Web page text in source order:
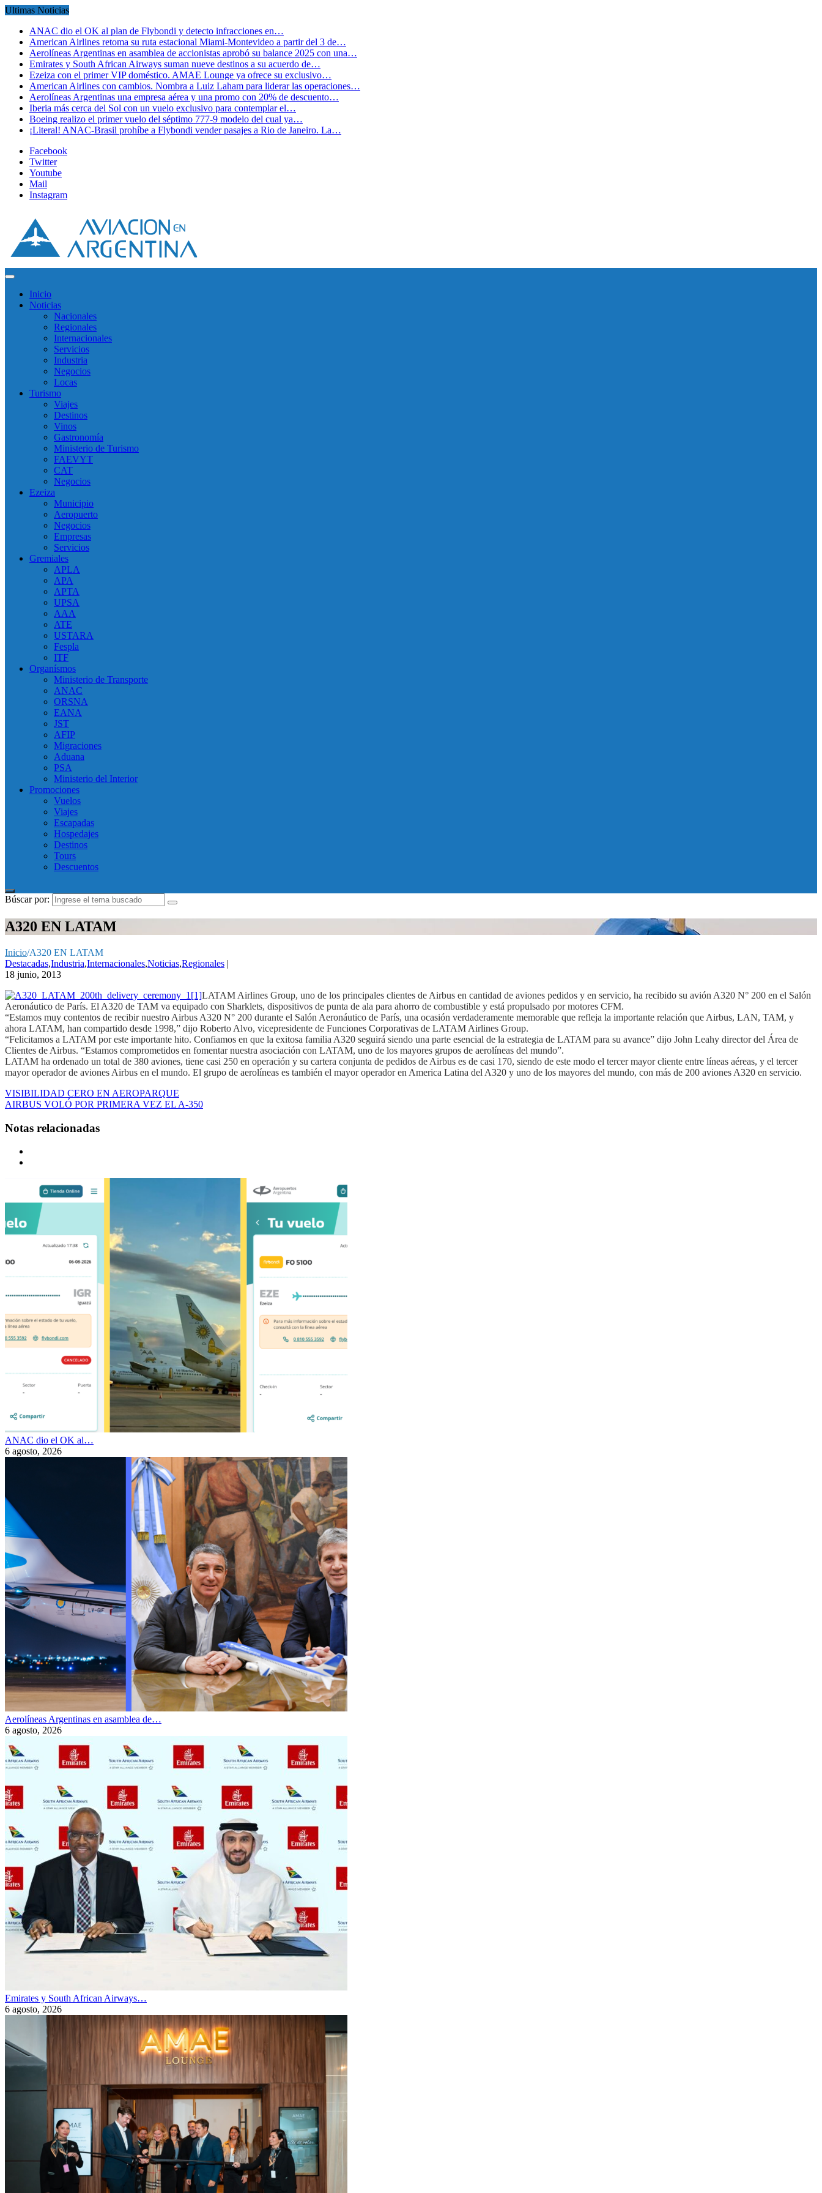
Ultimas Noticias
ANAC dio el OK al plan de Flybondi y detecto infracciones en…
American Airlines retoma su ruta estacional Miami-Montevideo a partir del 3 de…
Aerolíneas Argentinas en asamblea de accionistas aprobó su balance 2025 con una…
Emirates y South African Airways suman nueve destinos a su acuerdo de…
Ezeiza con el primer VIP doméstico. AMAE Lounge ya ofrece su exclusivo…
American Airlines con cambios. Nombra a Luiz Laham para liderar las operaciones…
Aerolíneas Argentinas una empresa aérea y una promo con 20% de descuento…
Iberia más cerca del Sol con un vuelo exclusivo para contemplar el…
Boeing realizo el primer vuelo del séptimo 777-9 modelo del cual ya…
¡Literal! ANAC-Brasil prohíbe a Flybondi vender pasajes a Rio de Janeiro. La…
Facebook
Twitter
Youtube
Mail
Instagram
Inicio
Noticias
Nacionales
Regionales
Internacionales
Servicios
Industria
Negocios
Locas
Turismo
Viajes
Destinos
Vinos
Gastronomía
Ministerio de Turismo
FAEVYT
CAT
Negocios
Ezeiza
Municipio
Aeropuerto
Negocios
Empresas
Servicios
Gremiales
APLA
APA
APTA
UPSA
AAA
ATE
USTARA
Fespla
ITF
Organísmos
Ministerio de Transporte
ANAC
ORSNA
EANA
JST
AFIP
Migraciones
Aduana
PSA
Ministerio del Interior
Promociones
Vuelos
Viajes
Escapadas
Hospedajes
Destinos
Tours
Descuentos
Búscar por:
A320 EN LATAM
Inicio/A320 EN LATAM
Destacadas,Industria,Internacionales,Noticias,Regionales |
18 junio, 2013
LATAM Airlines Group, uno de los principales clientes de Airbus en cantidad de aviones pedidos y en servicio, ha recibido su avión A320 N° 200 en el Salón
Aeronáutico de París. El A320 de TAM va equipado con Sharklets, dispositivos de punta de ala para ahorro de combustible y está propulsado por motores CFM.
“Estamos muy contentos de recibir nuestro Airbus A320 N° 200 durante el Salón Aeronáutico de París, una ocasión verdaderamente memorable que refleja la importante relación que Airbus, LAN, TAM, y
ahora LATAM, han compartido desde 1998,” dijo Roberto Alvo, vicepresidente de Funciones Corporativas de LATAM Airlines Group.
“Felicitamos a LATAM por este importante hito. Confiamos en que la exitosa familia A320 seguirá siendo una parte esencial de la estrategia de LATAM para su avance” dijo John Leahy director del Área de
Clientes de Airbus. “Estamos comprometidos en fomentar nuestra asociación con LATAM, uno de los mayores grupos de aerolíneas del mundo”.
LATAM ha ordenado un total de 380 aviones, tiene casi 250 en operación y su cartera conjunta de pedidos de Airbus es de casi 170, siendo de este modo el tercer mayor cliente entre líneas aéreas, y el tercer
mayor operador de aviones Airbus en el mundo. El grupo de aerolíneas es también el mayor operador en America Latina del A320 y uno de los mayores del mundo, con más de 200 aviones A320 en servicio.
VISIBILIDAD CERO EN AEROPARQUE
AIRBUS VOLÓ POR PRIMERA VEZ EL A-350
Notas relacionadas
ANAC dio el OK al…
6 agosto, 2026
Aerolíneas Argentinas en asamblea de…
6 agosto, 2026
Emirates y South African Airways…
6 agosto, 2026